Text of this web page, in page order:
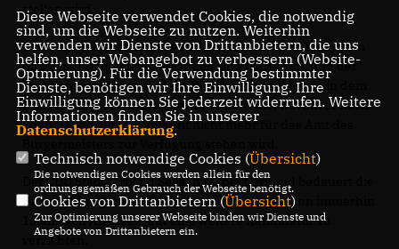
stellen wird.
Vorausgegangen war ein gemeinsames Gespräch mit dem
CDU Stadtverbandsvorsitzenden, Jan Warnecke, und der
Fraktionsvorsitzenden der CDU, Christiane Raczek, in dem
Erik Homann seine Beweggründe mitteilte, warum er nach
Beendigung seiner Amtszeit nicht mehr für das Amt des
Der CDU Stadtverband Seesen respektiert und bedauert die
Entscheidung von Erik Homann, nach einer dann immerhin
15jährigen Amtszeit, auf eine weitere Kandidatur zu
verzichten.
Diese Webseite verwendet Cookies, die notwendig
sind, um die Webseite zu nutzen. Weiterhin
verwenden wir Dienste von Drittanbietern, die uns
helfen, unser Webangebot zu verbessern (Website-
Optmierung). Für die Verwendung bestimmter
Dienste, benötigen wir Ihre Einwilligung. Ihre
Einwilligung können Sie jederzeit widerrufen. Weitere
Informationen finden Sie in unserer
Datenschutzerklärung.
Technisch notwendige Cookies (Übersicht)
Die notwendigen Cookies werden allein für den
ordnungsgemäßen Gebrauch der Webseite benötigt.
Cookies von Drittanbietern (Übersicht)
Zur Optimierung unserer Webseite binden wir Dienste und
Angebote von Drittanbietern ein.